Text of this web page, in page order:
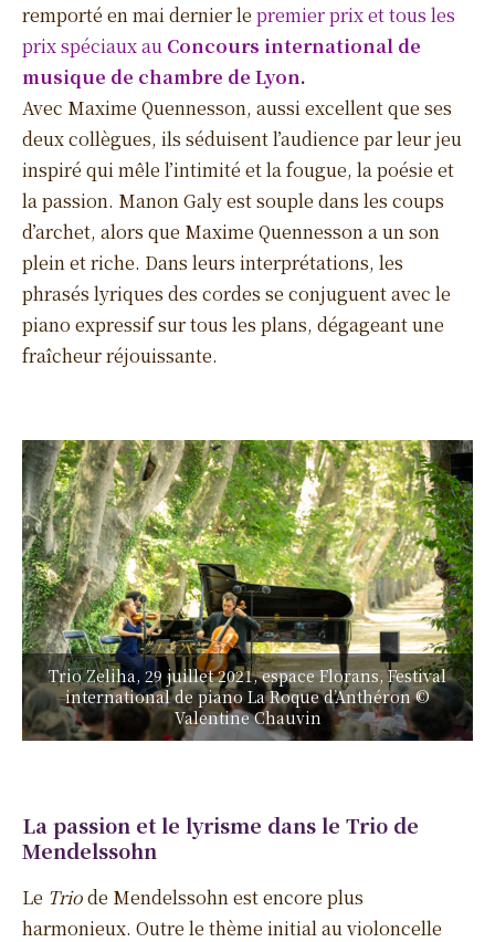
remporté en mai dernier le premier prix et tous les
prix spéciaux au Concours international de
musique de chambre de Lyon.
Avec Maxime Quennesson, aussi excellent que ses
deux collègues, ils séduisent l’audience par leur jeu
inspiré qui mêle l’intimité et la fougue, la poésie et
la passion. Manon Galy est souple dans les coups
d’archet, alors que Maxime Quennesson a un son
plein et riche. Dans leurs interprétations, les
phrasés lyriques des cordes se conjuguent avec le
piano expressif sur tous les plans, dégageant une
fraîcheur réjouissante.
Trio Zeliha, 29 juillet 2021, espace Florans, Festival
international de piano La Roque d’Anthéron ©
Valentine Chauvin
La passion et le lyrisme dans le Trio de
Mendelssohn
Le Triode Mendelssohn est encore plus
harmonieux. Outre le thème initial au violoncelle